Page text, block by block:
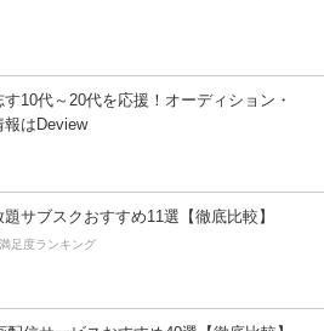
10代～20代を応援！オーディション・
報はDeview
サブスクおすすめ11選【徹底比較】
足度ランキング